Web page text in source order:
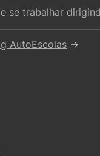
se trabalhar
AutoEscolas →